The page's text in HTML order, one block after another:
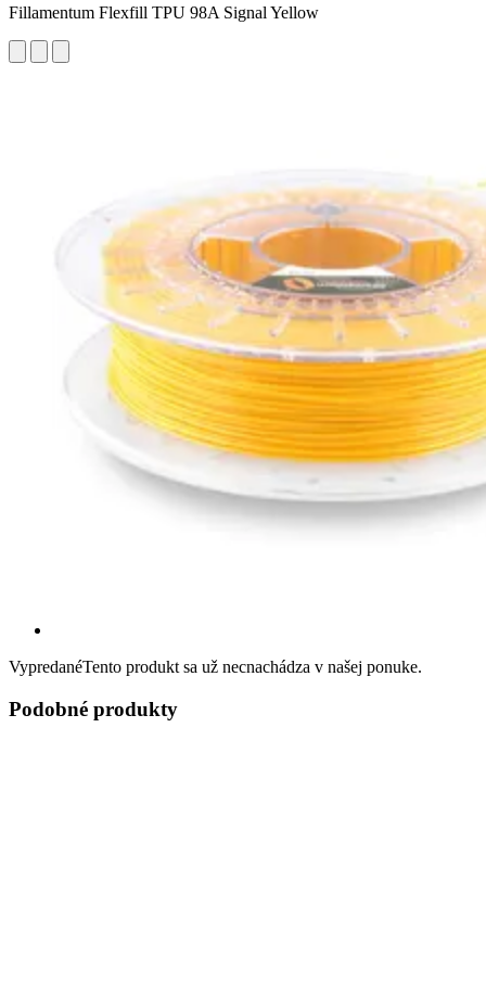
Fillamentum Flexfill TPU 98A Signal Yellow
VypredanéTento produkt sa už necnachádza v našej ponuke.
Podobné produkty